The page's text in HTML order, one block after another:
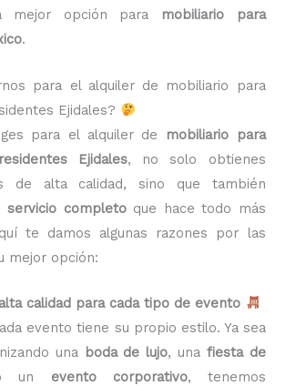
mejor opción para
mobiliario para
.
para el alquiler de mobiliario para
Ejidales?
para el alquiler de
mobiliario para
Ejidales, no solo obtienes
de alta calidad, sino que también
servicio completoque hace todo más
te damos algunas razones por las
mejor opción:
calidad para cada tipo de evento
evento tiene su propio estilo. Ya sea
una boda de lujo, una fiesta de
un evento corporativo, tenemos